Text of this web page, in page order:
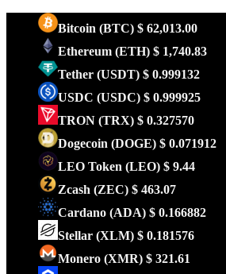
Bitcoin (BTC) $ 62,013.00
Ethereum (ETH) $ 1,740.83
Tether (USDT) $ 0.999132
USDC (USDC) $ 0.999925
TRON (TRX) $ 0.327570
Dogecoin (DOGE) $ 0.071912
LEO Token (LEO) $ 9.44
Zcash (ZEC) $ 463.07
Cardano (ADA) $ 0.166882
Stellar (XLM) $ 0.181576
Monero (XMR) $ 321.61